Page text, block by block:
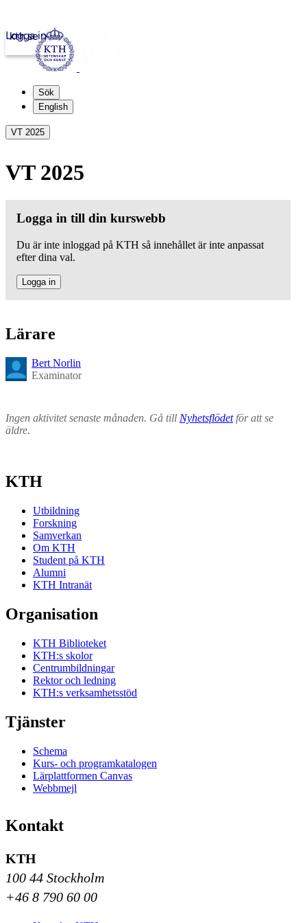
kth.se
Logga in
Sök
English
VT 2025
VT 2025
Logga in till din kurswebb
Du är inte inloggad på KTH så innehållet är inte anpassat
efter dina val.
Logga in
Lärare
Bert Norlin
Examinator
Ingen aktivitet senaste månaden. Gå till Nyhetsflödetför att se
äldre.
KTH
Utbildning
Forskning
Samverkan
Om KTH
Student på KTH
Alumni
KTH Intranät
Organisation
KTH Biblioteket
KTH:s skolor
Centrumbildningar
Rektor och ledning
KTH:s verksamhetsstöd
Tjänster
Schema
Kurs- och programkatalogen
Lärplattformen Canvas
Webbmejl
Kontakt
KTH
100 44 Stockholm
+46 8 790 60 00